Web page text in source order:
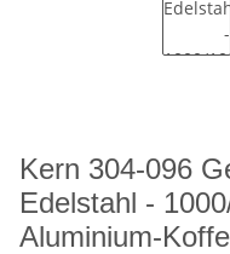
Kern 304-096
Edelstahl -
Aluminium-